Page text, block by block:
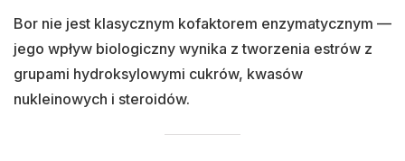
Bor nie jest klasycznym kofaktorem enzymatycznym —
jego wpływ biologiczny wynika z tworzenia estrów z
grupami hydroksylowymi cukrów, kwasów
nukleinowych i steroidów.